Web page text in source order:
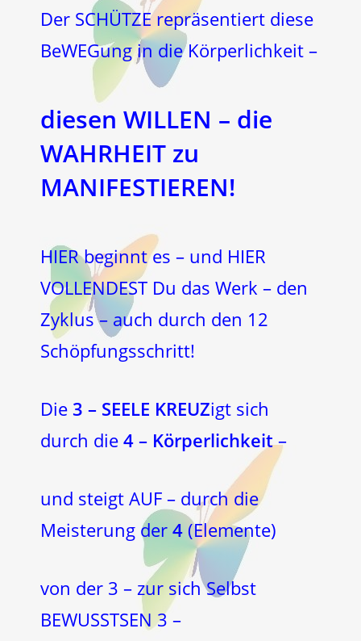
Der SCHÜTZE repräsentiert diese
BeWEGung in die Körperlichkeit –
diesen WILLEN – die
WAHRHEIT zu
MANIFESTIEREN!
HIER beginnt es – und HIER
VOLLENDEST Du das Werk – den
Zyklus – auch durch den 12
Schöpfungsschritt!
Die 3 – SEELE KREUZigt sich
durch die 4 – Körperlichkeit–
und steigt AUF – durch die
Meisterung der 4 (Elemente)
von der 3 – zur sich Selbst
BEWUSSTSEN 3 –